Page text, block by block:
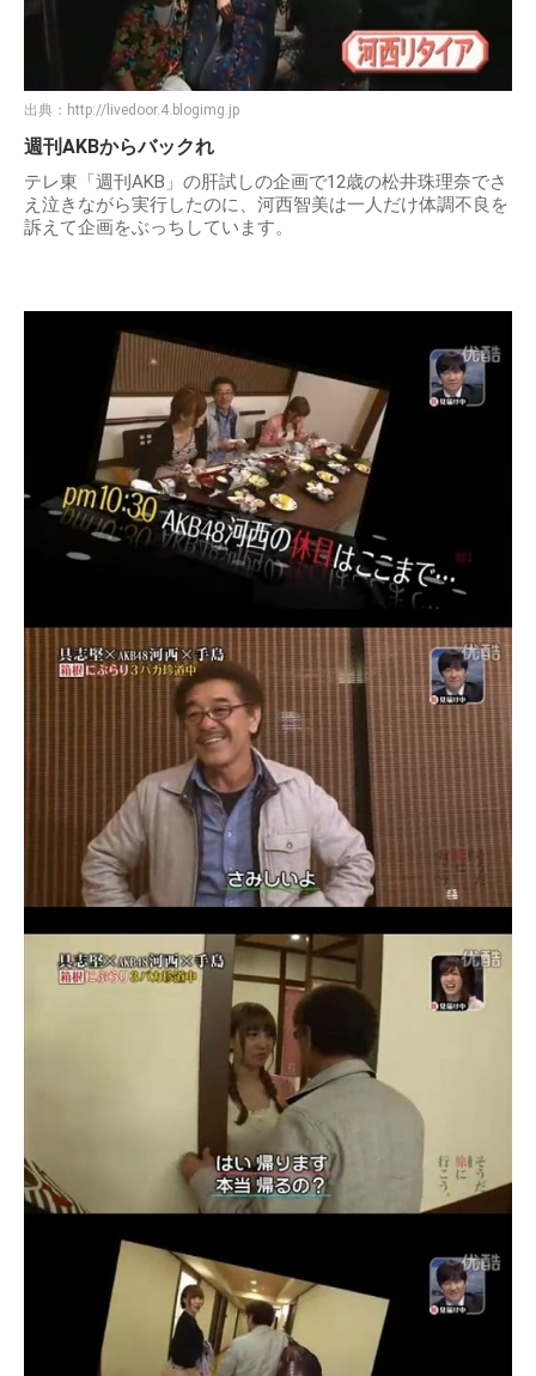
出典： http://livedoor.4.blogimg.jp
週刊AKBからバックれ
テレ東「週刊AKB」の肝試しの企画で12歳の松井珠理奈でさ
え泣きながら実行したのに、河西智美は一人だけ体調不良を
訴えて企画をぶっちしています。